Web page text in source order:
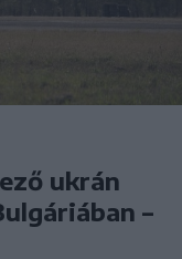
ukrán
–